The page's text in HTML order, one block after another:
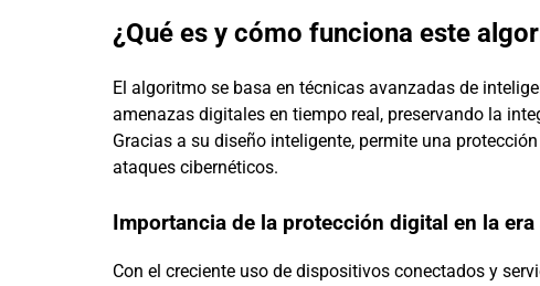
¿Qué es y cómo funciona este
El algoritmo se basa en técnicas avanzadas de
amenazas digitales en tiempo real, preservando la
Gracias a su diseño inteligente, permite una
ataques cibernéticos.
Importancia de la protección digital en la era
Con el creciente uso de dispositivos conectados y